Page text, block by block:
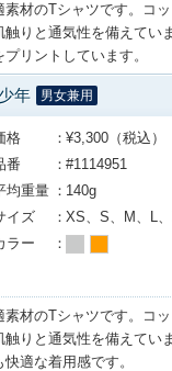
材のTシャツです。コ
触りと通気性を備えてい
リントしています。
年 男女兼用
格
¥3,300（税込）
番
#1114951
均重量
140g
イズ
XS、S、M、L
ラー
材のTシャツです。コ
触りと通気性を備えてい
適な着用感です。